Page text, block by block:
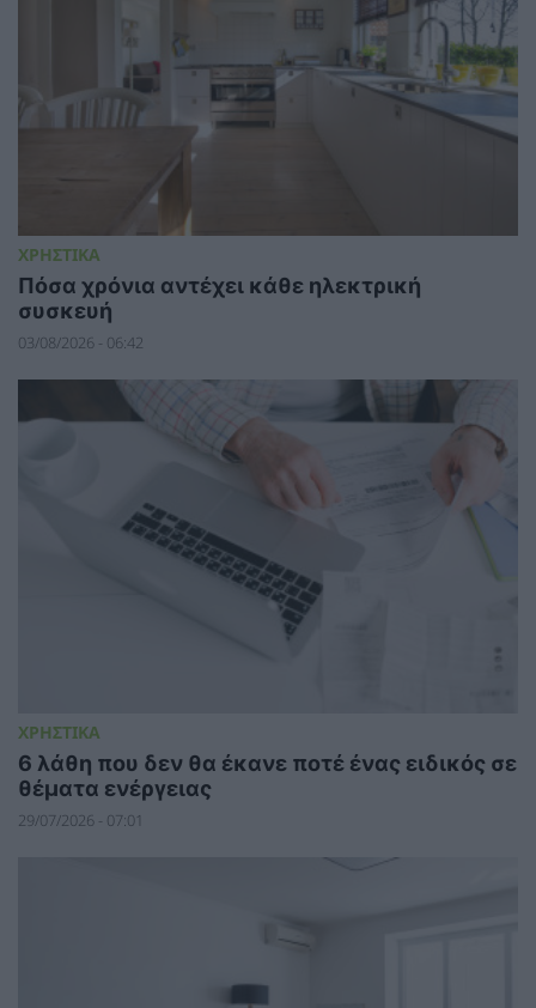
ΧΡΗΣΤΙΚΑ
Πόσα χρόνια αντέχει κάθε ηλεκτρική
συσκευή
03/08/2026 - 06:42
ΧΡΗΣΤΙΚΑ
6 λάθη που δεν θα έκανε ποτέ ένας ειδικός σε
θέματα ενέργειας
29/07/2026 - 07:01